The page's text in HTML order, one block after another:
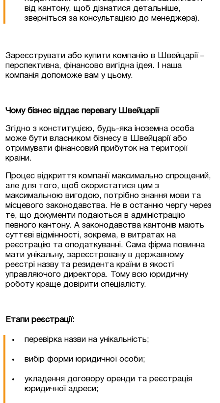
від кантону, щоб дізнатися детальніше,
зверніться за консультацією до менеджера).
Зареєструвати або купити компанію в Швейцарії –
перспективна, фінансово вигідна ідея. І наша
компанія допоможе вам у цьому.
Чому бізнес віддає перевагу Швейцарії
Згідно з конституцією, будь-яка іноземна особа
може бути власником бізнесу в Швейцарії або
отримувати фінансовий прибуток на території
країни.
Процес відкриття компанії максимально спрощений,
але для того, щоб скористатися цим з
максимальною вигодою, потрібно знання мови та
місцевого законодавства. Не в останню чергу через
те, що документи подаються в адміністрацію
певного кантону. А законодавства кантонів мають
суттєві відмінності, зокрема, в витратах на
реєстрацію та оподаткуванні. Сама фірма повинна
мати унікальну, зареєстровану в державному
реєстрі назву та резидента країни в якості
управляючого директора. Тому всю юридичну
роботу краще довірити спеціалісту.
Етапи реєстрації:
перевірка назви на унікальність;
вибір форми юридичної особи;
укладення договору оренди та реєстрація
юридичної адреси;